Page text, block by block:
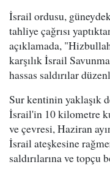
İsrail ordusu,
tahliye çağrısı
açıklamada,
karşılık İsrail
hassas saldırılar
Sur kentinin yaklaşık
İsrail'in 10 kilometre
ve çevresi, Haziran
İsrail ateşkesine
saldırılarına ve topçu